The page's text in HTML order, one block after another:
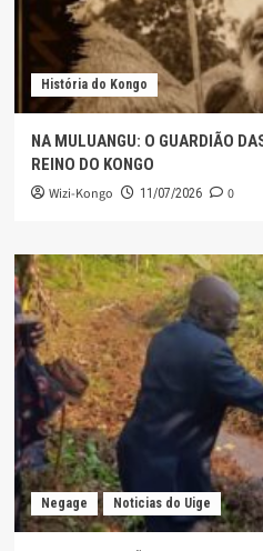
História do Kongo
NA MULUANGU: O GUARDIÃO
REINO DO KONGO
Wizi-Kongo 11/07/2026 0
Negage Noticias do Uige